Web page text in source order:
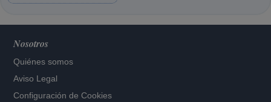
Nosotros
Quiénes somos
Aviso Legal
Configuración de Cookies